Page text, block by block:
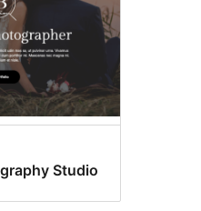
Studio